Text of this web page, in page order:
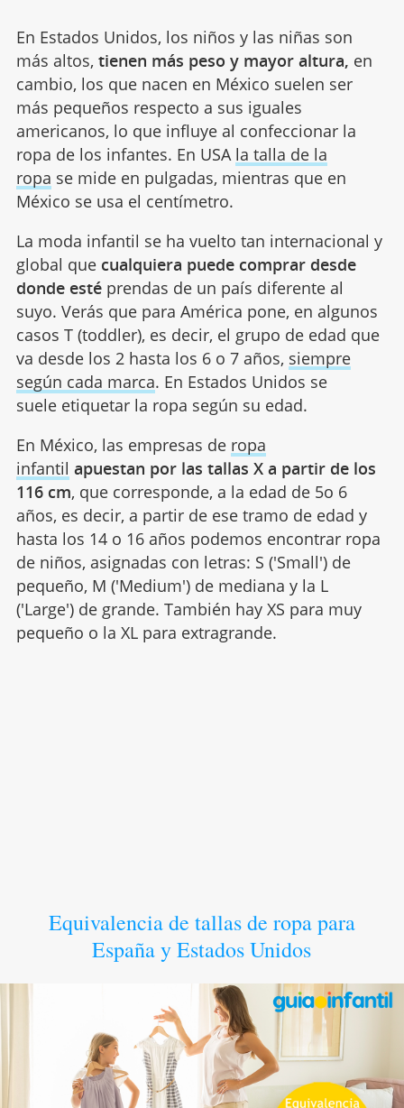
En Estados Unidos, los niños y las niñas son
más altos, tienen más peso y mayor altura, en
cambio, los que nacen en México suelen ser
más pequeños respecto a sus iguales
americanos, lo que influye al confeccionar la
ropa de los infantes. En USA la talla de la
ropa se mide en pulgadas, mientras que en
México se usa el centímetro.
La moda infantil se ha vuelto tan internacional y
global que cualquiera puede comprar desde
donde esté prendas de un país diferente al
suyo. Verás que para América pone, en algunos
casos T (toddler), es decir, el grupo de edad que
va desde los 2 hasta los 6 o 7 años, siempre
según cada marca. En Estados Unidos se
suele etiquetar la ropa según su edad.
En México, las empresas de ropa
infantil apuestan por las tallas X a partir de los
116 cm, que corresponde, a la edad de 5o 6
años, es decir, a partir de ese tramo de edad y
hasta los 14 o 16 años podemos encontrar ropa
de niños, asignadas con letras: S ('Small') de
pequeño, M ('Medium') de mediana y la L
('Large') de grande. También hay XS para muy
pequeño o la XL para extragrande.
Equivalencia de tallas de ropa para
España y Estados Unidos